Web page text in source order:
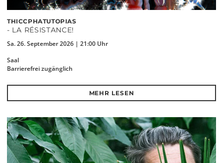
THICCPHATUTOPIAS
- LA RÉSISTANCE!
Sa. 26. September 2026 | 21:00 Uhr
Saal
Barrierefrei zugänglich
MEHR LESEN